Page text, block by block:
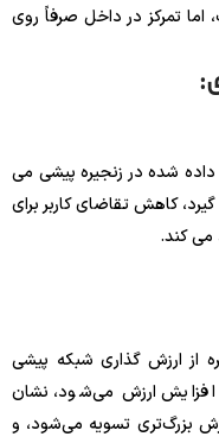
تمرکز در داخل صرفاً روی
شده در زنجیره پیشی می
کاهش تقاضای کاربر برای
می کند.
از ارزش گذاری شبکه پیشی
ارزش می‌شود، نشان
بزرگ‌تری تسویه می‌شود، و